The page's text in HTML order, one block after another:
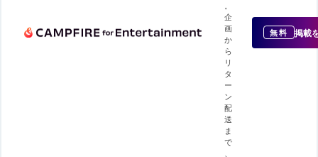
企
画
か
ら
リ
タ
ー
ン
配
送
ま
で
無料 掲載